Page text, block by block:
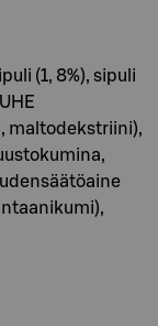
(1, 8%), sipuli
maltodekstriini),